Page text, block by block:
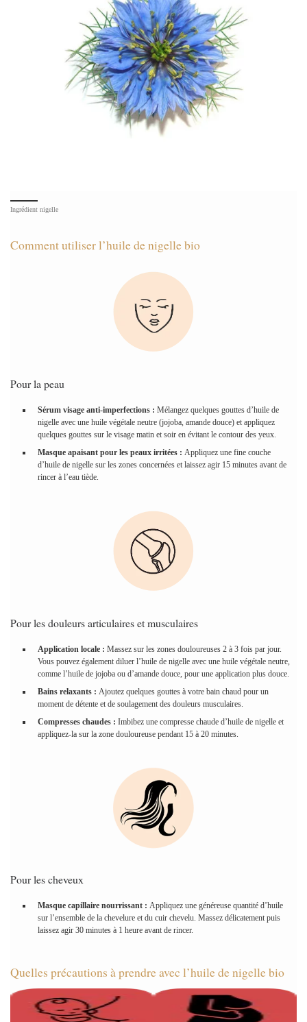
Ingrédient nigelle
Comment utiliser l’huile de nigelle bio
Pour la peau
Sérum visage anti-imperfections : Mélangez quelques gouttes d’huile de
nigelle avec une huile végétale neutre (jojoba, amande douce) et appliquez
quelques gouttes sur le visage matin et soir en évitant le contour des yeux.
Masque apaisant pour les peaux irritées : Appliquez une fine couche
d’huile de nigelle sur les zones concernées et laissez agir 15 minutes avant de
rincer à l’eau tiède.
Pour les douleurs articulaires et musculaires
Application locale : Massez sur les zones douloureuses 2 à 3 fois par jour.
Vous pouvez également diluer l’huile de nigelle avec une huile végétale neutre,
comme l’huile de jojoba ou d’amande douce, pour une application plus douce.
Bains relaxants : Ajoutez quelques gouttes à votre bain chaud pour un
moment de détente et de soulagement des douleurs musculaires.
Compresses chaudes : Imbibez une compresse chaude d’huile de nigelle et
appliquez-la sur la zone douloureuse pendant 15 à 20 minutes.
Pour les cheveux
Masque capillaire nourrissant : Appliquez une généreuse quantité d’huile
sur l’ensemble de la chevelure et du cuir chevelu. Massez délicatement puis
laissez agir 30 minutes à 1 heure avant de rincer.
Quelles précautions à prendre avec l’huile de nigelle bio